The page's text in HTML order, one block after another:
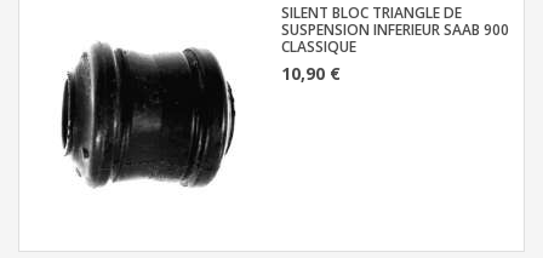
SILENT BLOC TRIANGLE DE
SUSPENSION INFERIEUR SAAB 900
CLASSIQUE
10,90 €